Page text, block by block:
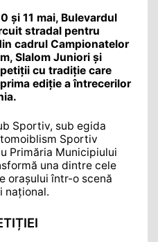
și 11 mai, Bulevardul
stradal pentru
cadrul Campionatelor
Slalom Juniori și
cu tradiție care
ediție a întrecerilor
Sportiv, sub egida
Sportiv
Primăria Municipiului
una dintre cele
orașului într-o scenă
național.